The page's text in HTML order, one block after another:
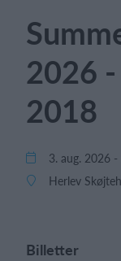
2026
2018
3. aug. 2026
Herlev
Billetter